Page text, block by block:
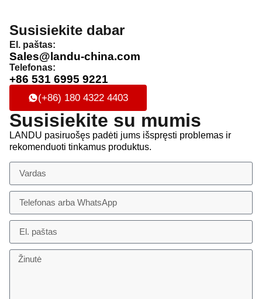
Susisiekite dabar
El. paštas:
Sales@landu-china.com
Telefonas:
+86 531 6995 9221
(+86) 180 4322 4403
Susisiekite su mumis
LANDU pasiruošęs padėti jums išspręsti problemas ir
rekomenduoti tinkamus produktus.